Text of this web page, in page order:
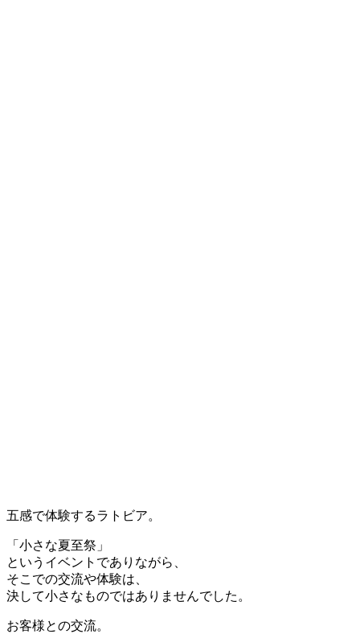
五感で体験するラトビア。
「小さな夏至祭」
というイベントでありながら、
そこでの交流や体験は、
決して小さなものではありませんでした。
お客様との交流。